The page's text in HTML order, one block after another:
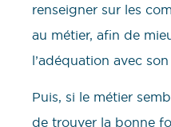
renseigner sur les
au métier, afin de
l’adéquation avec
Puis, si le métier
de trouver la bonne